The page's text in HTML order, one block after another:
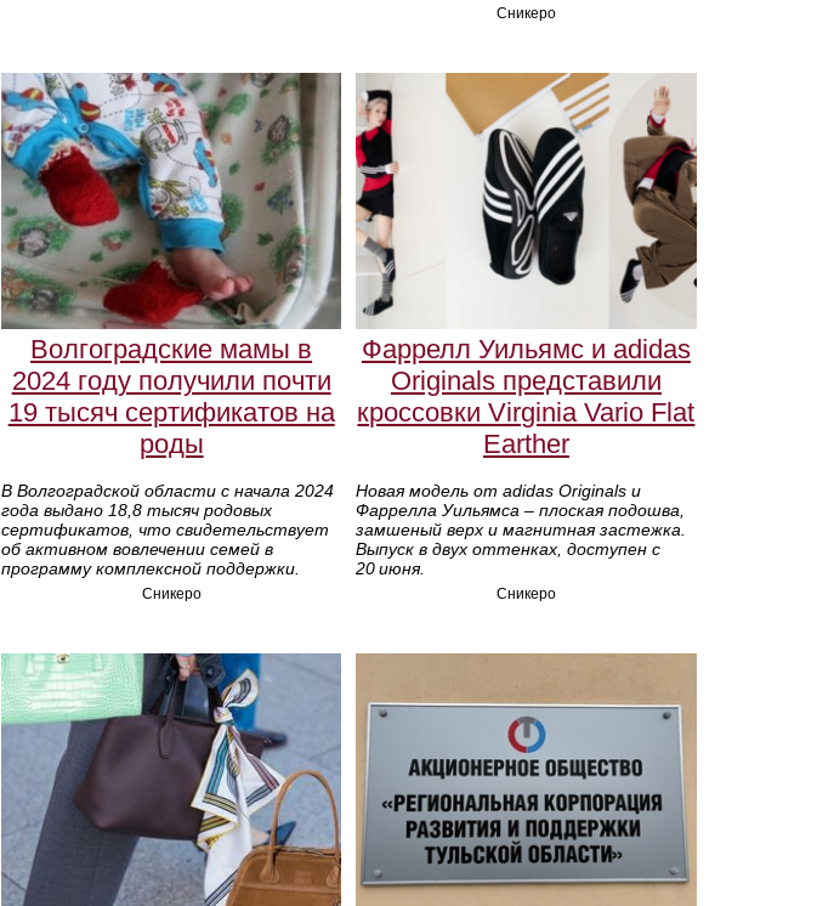
Сникеро
Волгоградские мамы в
2024 году получили почти
19 тысяч сертификатов на
роды
В Волгоградской области с начала 2024
года выдано 18,8 тысяч родовых
сертификатов, что свидетельствует
об активном вовлечении семей в
программу комплексной поддержки.
Сникеро
Фаррелл Уильямс и adidas
Originals представили
кроссовки Virginia Vario Flat
Earther
Новая модель от adidas Originals и
Фаррелла Уильямса – плоская подошва,
замшеный верх и магнитная застежка.
Выпуск в двух оттенках, доступен с
20 июня.
Сникеро